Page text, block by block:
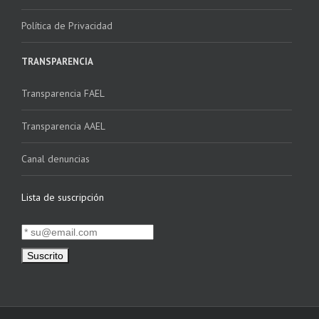
Política de Privacidad
TRANSPARENCIA
Transparencia FAEL
Transparencia AAEL
Canal denuncias
Lista de suscripción